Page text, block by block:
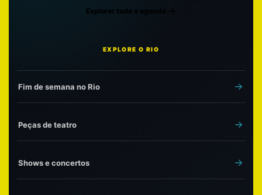
Explorar toda a agenda
EXPLORE O RIO
Fim de semana no Rio
Peças de teatro
Shows e concertos